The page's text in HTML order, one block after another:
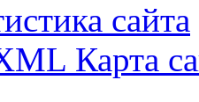
сайта
Карта